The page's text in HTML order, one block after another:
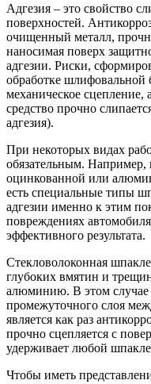
Адгезия – это свойство
поверхностей.
очищенный металл,
наносимая поверх
адгезии. Риски,
обработке шлифовальной
механическое сцепление,
средство прочно
адгезия).
При некоторых видах
обязательным.
оцинкованной или
есть специальные типы
адгезии именно к этим
повреждениях
эффективного результата.
Стекловолоконная
глубоких вмятин и
алюминию. В этом случае
промежуточного слоя
является как раз
прочно сцепляется с
удерживает любой
Чтобы иметь